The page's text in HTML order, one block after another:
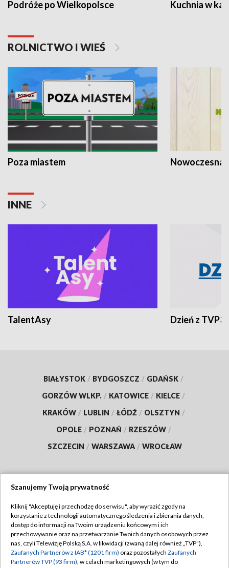
Podróże po Wielkopolsce Kuchnia w
ROLNICTWO I WIEŚ
Poza miastem Nowoczesna
INNE
TalentAsy Dzień z TVP3
BIAŁYSTOK / BYDGOSZCZ / GDAŃSK /
GORZÓW WLKP. / KATOWICE / KIELCE /
KRAKÓW / LUBLIN / ŁÓDŹ / OLSZTYN /
OPOLE / POZNAŃ / RZESZÓW /
SZCZECIN / WARSZAWA / WROCŁAW
TVP
Abonament TVP
Emisja w TVP
Regulamin TVP
Polityka prywatności
Szanujemy Twoją prywatność
Kliknij "Akceptuję i przechodzę do serwisu", aby wyrazić zgody na
korzystanie z technologii automatycznego śledzenia i zbierania danych,
dostęp do informacji na Twoim urządzeniu końcowym i ich
przechowywanie oraz na przetwarzanie Twoich danych osobowych przez
nas, czyli Telewizję Polską S.A. w likwidacji (zwaną dalej również „TVP”),
Zaufanych Partnerów z IAB* (1201 firm) oraz pozostałych Zaufanych
Partnerów TVP (93 firm), w celach marketingowych (w tym do